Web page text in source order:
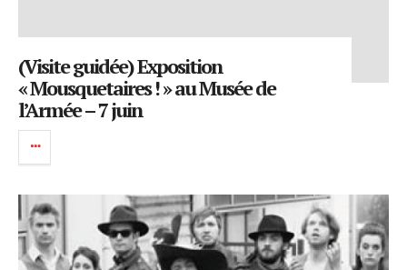
(Visite guidée) Exposition
« Mousquetaires ! » au Musée de
l’Armée – 7 juin